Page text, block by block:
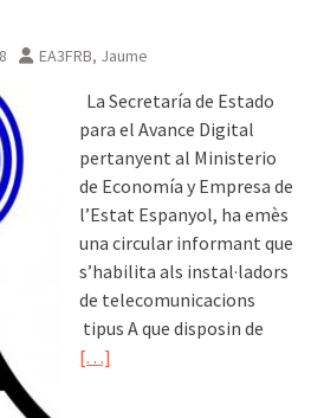
EA3FRB, Jaume
La Secretaría de Estado
para el Avance Digital
pertanyent al Ministerio
de Economía y Empresa de
l’Estat Espanyol, ha emès
una circular informant que
s’habilita als instal·ladors
de telecomunicacions
tipus A que disposin de
[…]